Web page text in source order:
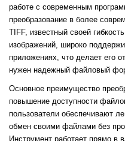
работе с современным
преобразование в более
TIFF, известный своей
изображений, широко
приложениях, что делает его
нужен надежный файловый
Основное преимущество
повышение доступности
пользователи обеспечивают
обмен своими файлами без
Инструмент работает прямо в